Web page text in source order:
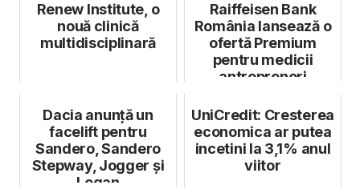
Renew Institute, o
nouă clinică
multidisciplinară
Raiffeisen Bank
România lansează o
ofertă Premium
pentru medicii
antreprenori
Dacia anunță un
facelift pentru
Sandero, Sandero
Stepway, Jogger și
Logan
UniCredit: Cresterea
economica ar putea
incetini la 3,1% anul
viitor